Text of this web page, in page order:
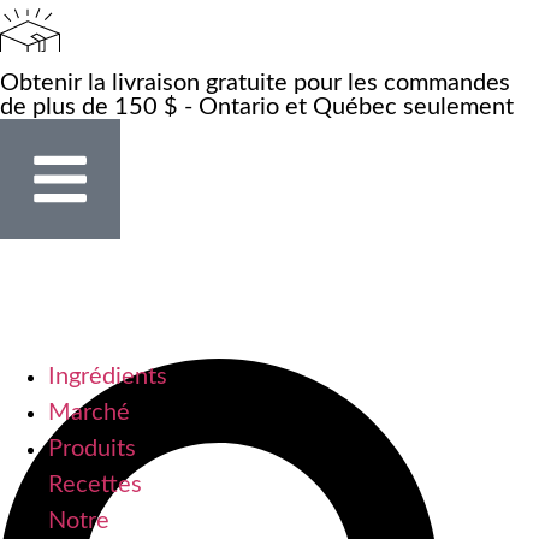
Obtenir la livraison gratuite pour les commandes
de plus de 150 $ - Ontario et Québec seulement
Ingrédients
Marché
Produits
Recettes
Notre